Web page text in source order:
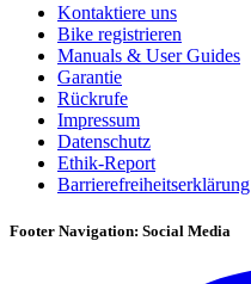
Kontaktiere uns
Bike registrieren
Manuals & User Guides
Garantie
Rückrufe
Impressum
Datenschutz
Ethik-Report
Barrierefreiheitserklärung
Footer Navigation: Social Media